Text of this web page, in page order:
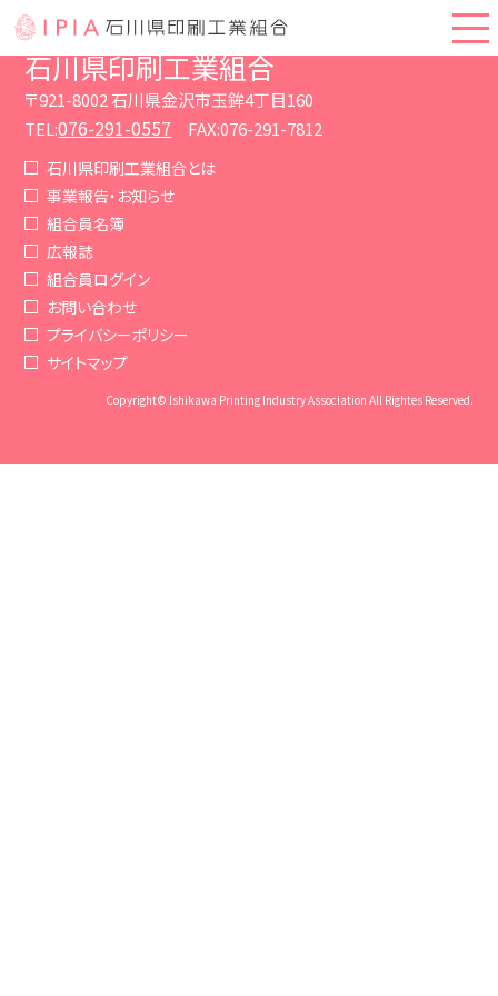
石川県印刷工業組合
〒921-8002 石川県金沢市玉鉾4丁目160
TEL:076-291-0557 FAX:076-291-7812
石川県印刷工業組合とは
事業報告・お知らせ
組合員名簿
広報誌
組合員ログイン
お問い合わせ
プライバシーポリシー
サイトマップ
Copyright© Ishikawa Printing Industry Association All Rightes Reserved.